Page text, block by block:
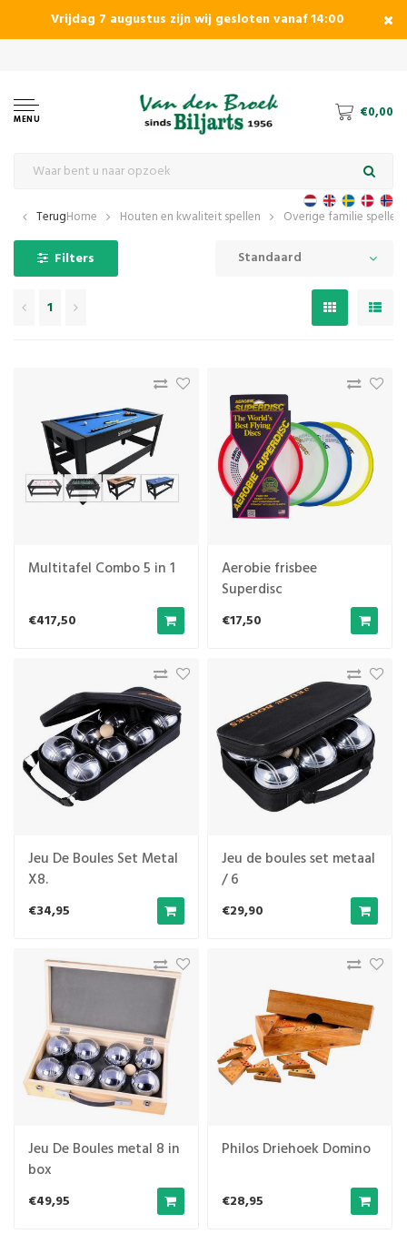
Vrijdag 7 augustus zijn wij gesloten vanaf 14:00
MENU €0,00
TerugHome Houten en kwaliteit spellen Overige familie spellen
Filters Standaard
1
Multitafel Combo 5 in 1
€417,50
Aerobie frisbee
Superdisc
€17,50
Jeu De Boules Set Metal
X8.
€34,95
Jeu de boules set metaal
/ 6
€29,90
Jeu De Boules metal 8 in
box
€49,95
Philos Driehoek Domino
€28,95